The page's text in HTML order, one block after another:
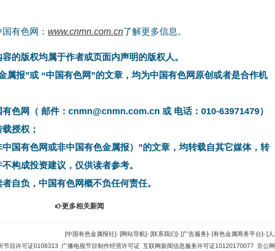
有色网： www.cnmn.com.cn了解更多信息。
的版权均属于作者或页面内声明的版权人。
属报”或 “中国有色网”的文章，均为中国有色网原创或者是合作机
色网（ 邮件：cnmn@cnmn.com.cn 或 电话：010-63971479）
授权；
国有色网或非中国有色金属报）”的文章，均转载自其它媒体，转
构成投资建议，仅供读者参考。
自负，中国有色网概不负任何责任。
更多相关新闻
[中国有色金属报社]- [网站导航]- [联系我们]- [广告服务]- [有色金属商务平台]- [
节目许可证0108313 广播电视节目制作经营许可证 互联网新闻信息服务许可证10120170077 京公